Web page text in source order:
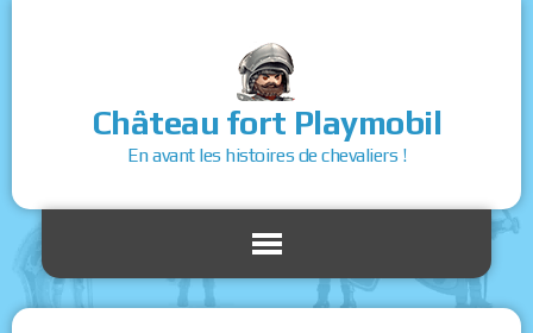
Château fort Playmobil
En avant les histoires de chevaliers !